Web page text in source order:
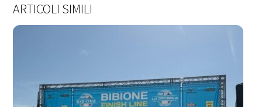
ARTICOLI SIMILI